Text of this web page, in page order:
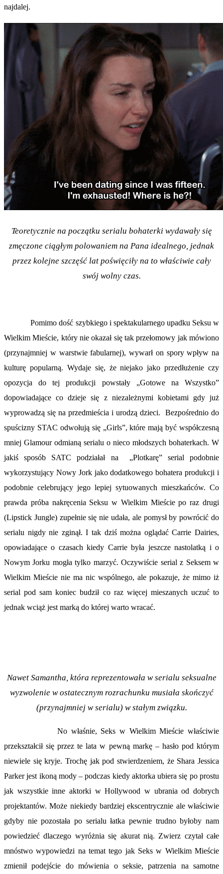
najdalej.
Teoretycznie na początku serialu bohaterki wydawały się
zmęczone ciągłym polowaniem na Pana idealnego, jednak
przez kolejne szczęść lat poświęciły na to właściwie cały
swój wolny czas.
Pomimo dość szybkiego i spektakularnego upadku Seksu w
Wielkim Mieście, który nie okazał się tak przełomowy jak mówiono
(przynajmniej w warstwie fabularnej), wywarł on spory wpływ na
kulturę popularną. Wydaje się, że niejako jako przedłużenie czy
opozycja do tej produkcji powstały „Gotowe na Wszystko”
dopowiadające co dzieje się z niezależnymi kobietami gdy już
wyprowadzą się na przedmieścia i urodzą dzieci. Bezpośrednio do
spuścizny STAC odwołują się „Girls”, które mają być współczesną
mniej Glamour odmianą serialu o nieco młodszych bohaterkach. W
jakiś sposób SATC podziałał na „Plotkarę” serial podobnie
wykorzystujący Nowy Jork jako dodatkowego bohatera produkcji i
podobnie celebrujący jego lepiej sytuowanych mieszkańców. Co
prawda próba nakręcenia Seksu w Wielkim Mieście po raz drugi
(Lipstick Jungle) zupełnie się nie udała, ale pomysł by powrócić do
serialu nigdy nie zginął. I tak dziś można oglądać Carrie Dairies,
opowiadające o czasach kiedy Carrie była jeszcze nastolatką i o
Nowym Jorku mogła tylko marzyć. Oczywiście serial z Seksem w
Wielkim Mieście nie ma nic wspólnego, ale pokazuje, że mimo iż
serial pod sam koniec budził co raz więcej mieszanych uczuć to
jednak wciąż jest marką do której warto wracać.
Nawet Samantha, która reprezentowała w serialu seksualne
wyzwolenie w ostatecznym rozrachunku musiała skończyć
(przynajmniej w serialu) w stałym związku.
No właśnie, Seks w Wielkim Mieście właściwie
przekształcił się przez te lata w pewną markę – hasło pod którym
niewiele się kryje. Trochę jak pod stwierdzeniem, że Shara Jessica
Parker jest ikoną mody – podczas kiedy aktorka ubiera się po prostu
jak wszystkie inne aktorki w Hollywood w ubrania od dobrych
projektantów. Może niekiedy bardziej ekscentrycznie ale właściwie
gdyby nie pozostała po serialu łatka pewnie trudno byłoby nam
powiedzieć dlaczego wyróżnia się akurat nią. Zwierz czytał całe
mnóstwo wypowiedzi na temat tego jak Seks w Wielkim Mieście
zmienił podejście do mówienia o seksie, patrzenia na samotne